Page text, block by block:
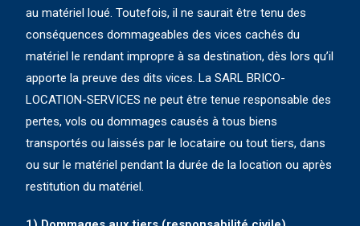
au matériel loué. Toutefois, il ne saurait être tenu des
conséquences dommageables des vices cachés du
matériel le rendant impropre à sa destination, dès lors qu’il
apporte la preuve des dits vices. La SARL BRICO-
LOCATION-SERVICES ne peut être tenue responsable des
pertes, vols ou dommages causés à tous biens
transportés ou laissés par le locataire ou tout tiers, dans
ou sur le matériel pendant la durée de la location ou après
restitution du matériel.